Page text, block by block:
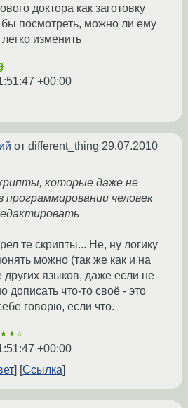
доктора как заготовку
посмотреть, можно ли ему
изменить
+00:00
от different_thing 29.07.2010
которые даже не
человек
те скрипты... Не, ну логику
можно (так же как и на
других языков, даже если не
дописать что-то своё - это
говорю, если что.
+00:00
Ссылка